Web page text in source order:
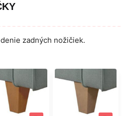
zadných nožičiek.